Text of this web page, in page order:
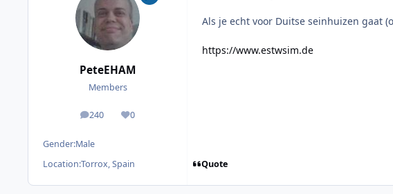
PeteEHAM
Members
240
posts 0
Reputation
Gender:Male
Location:Torrox, Spain
Als je echt voor Duitse seinhuizen gaat
https://www.estwsim.de
Quote